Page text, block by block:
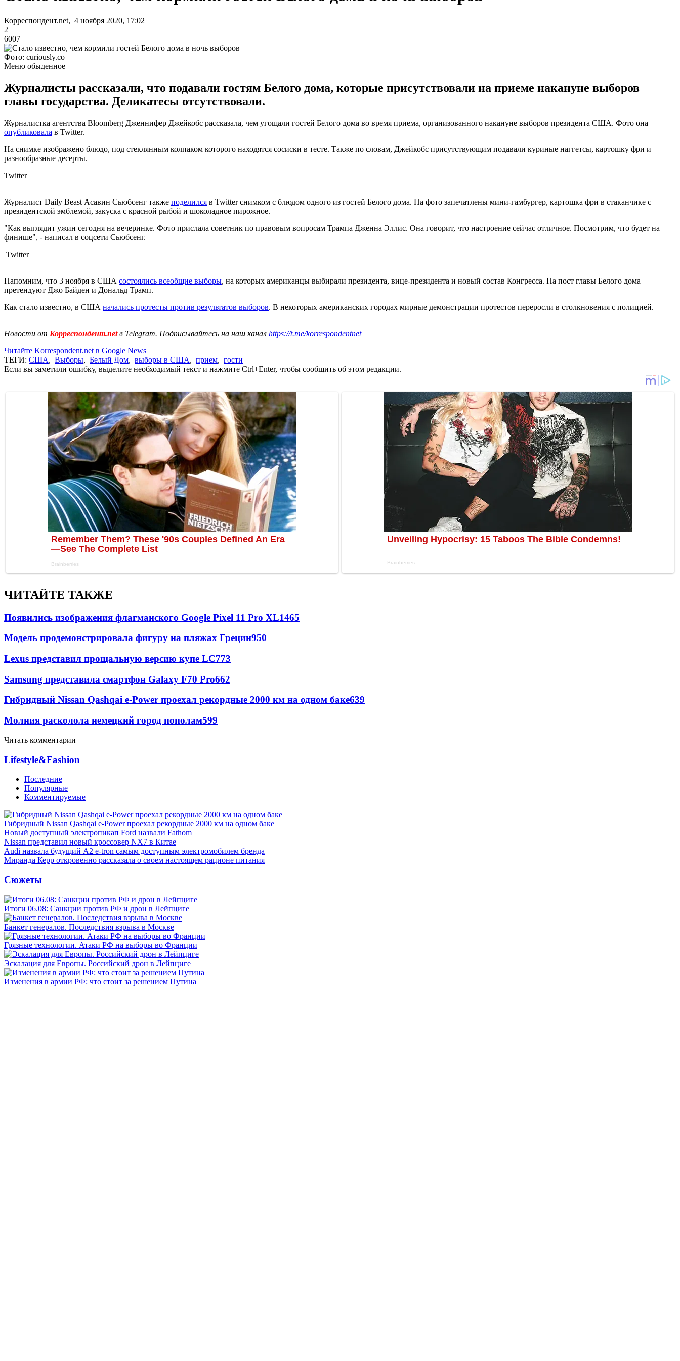
Корреспондент.net, 4 ноября 2020, 17:02
2
6007
Фото: curiously.co
Меню обыденное
Журналисты рассказали, что подавали гостям Белого дома, которые присутствовали на приеме накануне выборов
главы государства. Деликатесы отсутствовали.
Журналистка агентства Bloomberg Дженнифер Джейкобс рассказала, чем угощали гостей Белого дома во время приема, организованного накануне выборов президента США. Фото она
опубликовала в Twitter.
На снимке изображено блюдо, под стеклянным колпаком которого находятся сосиски в тесте. Также по словам, Джейкобс присутствующим подавали куриные наггетсы, картошку фри и
разнообразные десерты.
Twitter
Журналист Daily Beast Асавин Сьюбсенг также поделился в Twitter снимком с блюдом одного из гостей Белого дома. На фото запечатлены мини-гамбургер, картошка фри в стаканчике с
президентской эмблемой, закуска с красной рыбой и шоколадное пирожное.
"Как выглядит ужин сегодня на вечеринке. Фото прислала советник по правовым вопросам Трампа Дженна Эллис. Она говорит, что настроение сейчас отличное. Посмотрим, что будет на
финише", - написал в соцсети Сьюбсенг.
Twitter
Напомним, что 3 ноября в США состоялись всеобщие выборы, на которых американцы выбирали президента, вице-президента и новый состав Конгресса. На пост главы Белого дома
претендуют Джо Байден и Дональд Трамп.
Как стало известно, в США начались протесты против результатов выборов. В некоторых американских городах мирные демонстрации протестов переросли в столкновения с полицией.
Новости от Корреспондент.netв Telegram. Подписывайтесь на наш канал https://t.me/korrespondentnet
Читайте Korrespondent.net в Google News
ТЕГИ: США, Выборы, Белый Дом, выборы в США, прием, гости
Если вы заметили ошибку, выделите необходимый текст и нажмите Ctrl+Enter, чтобы сообщить об этом редакции.
ЧИТАЙТЕ ТАКЖЕ
Появились изображения флагманского Google Pixel 11 Pro XL1465
Модель продемонстрировала фигуру на пляжах Греции950
Lexus представил прощальную версию купе LC773
Samsung представила смартфон Galaxy F70 Pro662
Гибридный Nissan Qashqai e-Power проехал рекордные 2000 км на одном баке639
Молния расколола немецкий город пополам599
Читать комментарии
Lifestyle&Fashion
Последние
Популярные
Комментируемые
Гибридный Nissan Qashqai e-Power проехал рекордные 2000 км на одном баке
Новый доступный электропикап Ford назвали Fathom
Nissan представил новый кроссовер NX7 в Китае
Audi назвала будущий A2 e-tron самым доступным электромобилем бренда
Миранда Керр откровенно рассказала о своем настоящем рационе питания
Сюжеты
Итоги 06.08: Санкции против РФ и дрон в Лейпциге
Банкет генералов. Последствия взрыва в Москве
Грязные технологии. Атаки РФ на выборы во Франции
Эскалация для Европы. Российский дрон в Лейпциге
Изменения в армии РФ: что стоит за решением Путина